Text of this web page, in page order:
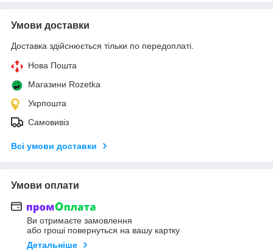
Умови доставки
Доставка здійснюється тільки по передоплаті.
Нова Пошта
Магазини Rozetka
Укрпошта
Самовивіз
Всі умови доставки
Умови оплати
Ви отримаєте замовлення
або гроші повернуться на вашу картку
Детальніше